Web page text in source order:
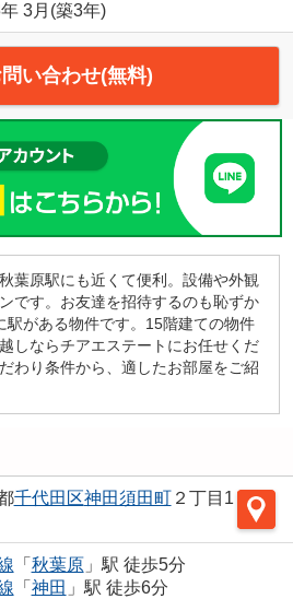
3月(築3年)
い合わせ(無料)
葉原駅にも近くて便利。設備や外観
です。お友達を招待するのも恥ずか
駅がある物件です。15階建ての物件
しならチアエステートにお任せくだ
わり条件から、適したお部屋をご紹
千代田区神田須田町２丁目1
「 秋葉原」駅 徒歩5分
「 神田 」駅 徒歩6分